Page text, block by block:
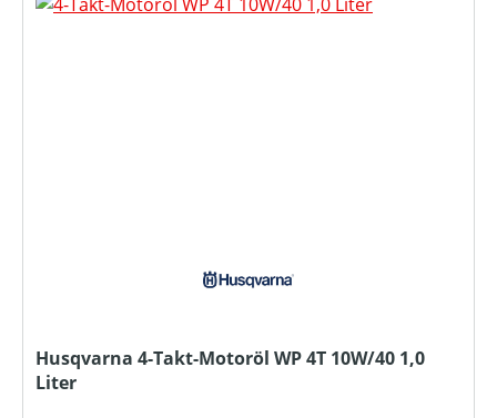
Husqvarna 4-Takt-Motoröl WP 4T 10W/40 1,0
Liter